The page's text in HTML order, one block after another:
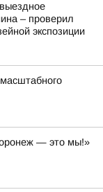
– проверил
экспозиции
— это мы!»